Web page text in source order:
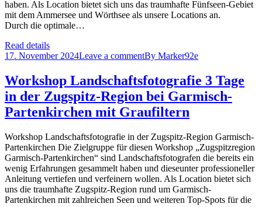
haben. Als Location bietet sich uns das traumhafte Fünfseen-Gebiet
mit dem Ammersee und Wörthsee als unsere Locations an.
Durch die optimale…
Read details
17. November 2024Leave a commentBy Marker92e
Workshop Landschaftsfotografie 3 Tage
in der Zugspitz-Region bei Garmisch-
Partenkirchen mit Graufiltern
Workshop Landschaftsfotografie in der Zugspitz-Region Garmisch-
Partenkirchen Die Zielgruppe für diesen Workshop „Zugspitzregion
Garmisch-Partenkirchen“ sind Landschaftsfotografen die bereits ein
wenig Erfahrungen gesammelt haben und dieseunter professioneller
Anleitung vertiefen und verfeinern wollen. Als Location bietet sich
uns die traumhafte Zugspitz-Region rund um Garmisch-
Partenkirchen mit zahlreichen Seen und weiteren Top-Spots für die